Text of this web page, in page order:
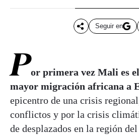
Seguir en
Por primera vez Mali es
mayor migración africana a
epicentro de una crisis
conflictos y por la crisis
de desplazados en la región